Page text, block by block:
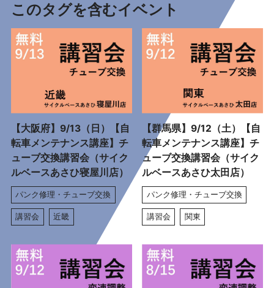
このタグを含むイベント
【大阪府】9/13（日）【自
転車メンテナンス講座】チ
ューブ交換講習会（サイク
ルベースあさひ寝屋川店）
パンク修理・チューブ交換
講習会 近畿
【群馬県】9/12（土）【自
転車メンテナンス講座】チ
ューブ交換講習会（サイク
ルベースあさひ太田店）
パンク修理・チューブ交換
講習会 関東